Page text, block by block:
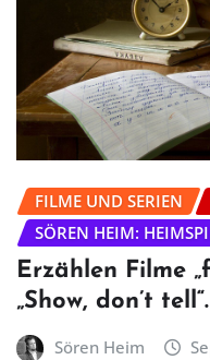
FILME UND SERIEN
SÖREN HEIM:
Erzählen Filme
„Show, don’t tell“.
Sören Heim